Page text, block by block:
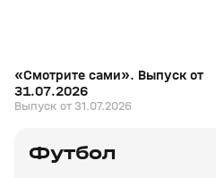
«Смотрите сами». Выпуск от
31.07.2026
Выпуск от 31.07.2026
Футбол